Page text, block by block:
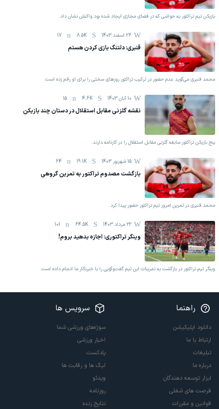
بازیکن تیم تراکتور به حواشی که در فضای مجازی ایجاد شده بود واکنش نشان داد.
26 اسفند 1403 8.5K
17
قنبری: دلتنگ بازی کردن هستم
محمد قنبری می‌گوید عدم حضور در ترکیب تراکتور روزهای سختی را برای او رقم زده است.
10 آبان 1403 4.6K
15
نقشه گلزنی مقابل استقلال در دستان چند بازیکن
پنج بازیکن تراکتور سابقه گلزنی مقابل استقلال را در کارنامه دارند.
15 شهریور 1403 19.1K
64
بازگشت مصدوم تراکتور به تمرین گروهی
محمد قنبری در تمرین امروز تیم تراکتور حضور پیدا کرد.
22 مرداد 1403 64.5K
101
وینگر تراکتوری: اجازه بدهید بروم!
وینگر تیم تراکتور در بازگشت به تمرینات این تیم گفت‌وگویی را با خبرنگار ما انجام داده است.
راهنما
دانلود اپلیکیشن
ارتباط با ما
تبلیغات
درباره ما
ابزار توسعه دهندگان
فرصت های شغلی
قوانین و مقررات
سرویس ها
سوژه‌های ورزشی شما
اخبار ورزشی
پادکست
لیگ ها و رقابت ها
ویدئو
روزنامه
نتایج زنده